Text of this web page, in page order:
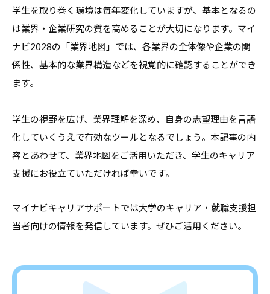
学生を取り巻く環境は毎年変化していますが、基本となるの
は業界・企業研究の質を高めることが大切になります。マイ
ナビ2028の「業界地図」では、各業界の全体像や企業の関
係性、基本的な業界構造などを視覚的に確認することができ
ます。
学生の視野を広げ、業界理解を深め、自身の志望理由を言語
化していくうえで有効なツールとなるでしょう。本記事の内
容とあわせて、業界地図をご活用いただき、学生のキャリア
支援にお役立ていただければ幸いです。
マイナビキャリアサポートでは大学のキャリア・就職支援担
当者向けの情報を発信しています。ぜひご活用ください。